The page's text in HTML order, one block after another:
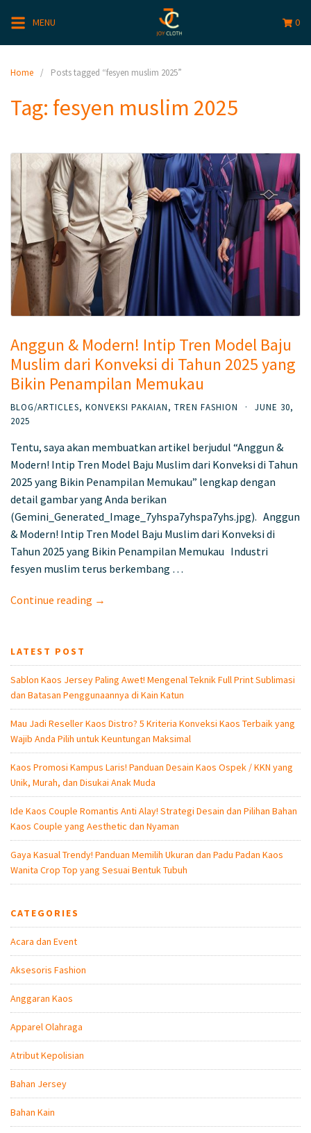
MENU 0
Home Posts tagged “fesyen muslim 2025”
Tag: fesyen muslim 2025
Anggun & Modern! Intip Tren Model Baju
Muslim dari Konveksi di Tahun 2025 yang
Bikin Penampilan Memukau
BLOG/ARTICLES, KONVEKSI PAKAIAN, TREN FASHION ·
JUNE 30,
2025
Tentu, saya akan membuatkan artikel berjudul “Anggun &
Modern! Intip Tren Model Baju Muslim dari Konveksi di Tahun
2025 yang Bikin Penampilan Memukau” lengkap dengan
detail gambar yang Anda berikan
(Gemini_Generated_Image_7yhspa7yhspa7yhs.jpg). Anggun
& Modern! Intip Tren Model Baju Muslim dari Konveksi di
Tahun 2025 yang Bikin Penampilan Memukau Industri
fesyen muslim terus berkembang …
Continue reading →
LATEST POST
Sablon Kaos Jersey Paling Awet! Mengenal Teknik Full Print Sublimasi
dan Batasan Penggunaannya di Kain Katun
Mau Jadi Reseller Kaos Distro? 5 Kriteria Konveksi Kaos Terbaik yang
Wajib Anda Pilih untuk Keuntungan Maksimal
Kaos Promosi Kampus Laris! Panduan Desain Kaos Ospek / KKN yang
Unik, Murah, dan Disukai Anak Muda
Ide Kaos Couple Romantis Anti Alay! Strategi Desain dan Pilihan Bahan
Kaos Couple yang Aesthetic dan Nyaman
Gaya Kasual Trendy! Panduan Memilih Ukuran dan Padu Padan Kaos
Wanita Crop Top yang Sesuai Bentuk Tubuh
CATEGORIES
Acara dan Event
Aksesoris Fashion
Anggaran Kaos
Apparel Olahraga
Atribut Kepolisian
Bahan Jersey
Bahan Kain